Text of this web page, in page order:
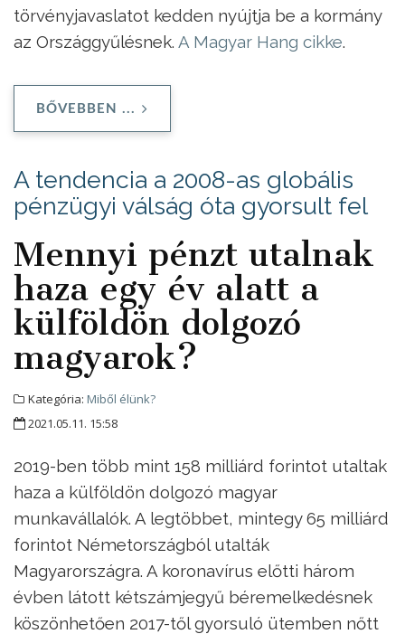
törvényjavaslatot kedden nyújtja be a kormány
az Országgyűlésnek. A Magyar Hang cikke.
BŐVEBBEN ...
A tendencia a 2008-as globális
pénzügyi válság óta gyorsult fel
Mennyi pénzt utalnak
haza egy év alatt a
külföldön dolgozó
magyarok?
Kategória: Miből élünk?
2021.05.11. 15:58
2019-ben több mint 158 milliárd forintot utaltak
haza a külföldön dolgozó magyar
munkavállalók. A legtöbbet, mintegy 65 milliárd
forintot Németországból utalták
Magyarországra. A koronavírus előtti három
évben látott kétszámjegyű béremelkedésnek
köszönhetően 2017-től gyorsuló ütemben nőtt